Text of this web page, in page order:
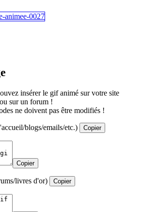
insérer le gif animé sur votre site
sur un forum !
ne doivent pas être modifiés !
blogs/emails/etc.) Copier
Copier
livres d'or) Copier